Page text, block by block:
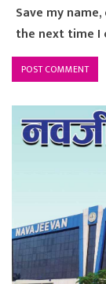
Save my
the next time I